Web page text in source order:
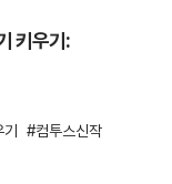
키우기:
컴투스신작